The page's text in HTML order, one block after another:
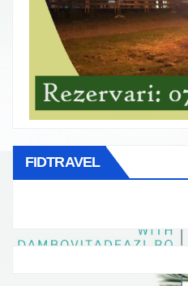
FIDTRAVEL